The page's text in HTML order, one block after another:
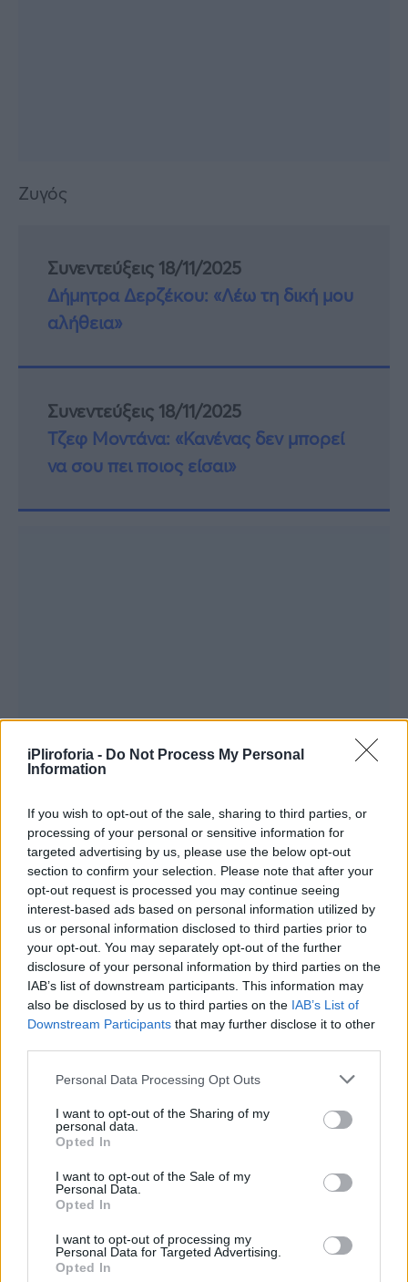
iPliroforia - Do Not Process My Personal
Information
If you wish to opt-out of the sale, sharing to third parties, or
processing of your personal or sensitive information for
targeted advertising by us, please use the below opt-out
section to confirm your selection. Please note that after your
opt-out request is processed you may continue seeing
interest-based ads based on personal information utilized by
us or personal information disclosed to third parties prior to
your opt-out. You may separately opt-out of the further
disclosure of your personal information by third parties on the
IAB’s list of downstream participants. This information may
also be disclosed by us to third parties on the IAB’s List of
Downstream Participants that may further disclose it to other
Personal Data Processing Opt Outs
I want to opt-out of the Sharing of my
personal data.
Opted In
I want to opt-out of the Sale of my
Personal Data.
Opted In
I want to opt-out of processing my
Personal Data for Targeted Advertising.
Opted In
Ζυγός
Συνεντεύξεις 18/11/2025
Δήμητρα Δερζέκου: «Λέω τη δική μου
αλήθεια»
Συνεντεύξεις 18/11/2025
Τζεφ Μοντάνα: «Κανένας δεν μπορεί
να σου πει ποιος είσαι»
Το Θερινό Ηλιοστάσιο θα κάνει θαύματα για
την καριέρα σας. Από σήμερα θα πάρετε μια
βεβαιωθείτε ότι σας περιμένει μια εποχή
αφθονίας. Αρκεί μία σωστή κίνηση για να
απογειώσει την καριέρα σας. Μη διστάσετε
να την κάνετε σήμερα. Είστε φιλόδοξοι αλλά